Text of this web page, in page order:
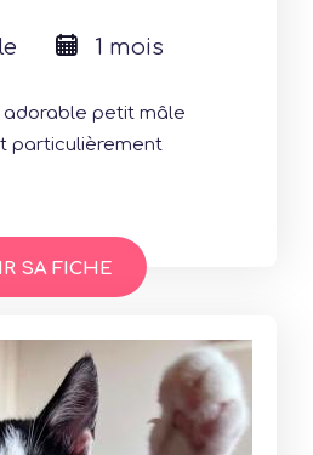
1 mois
adorable petit mâle
particulièrement
SA FICHE